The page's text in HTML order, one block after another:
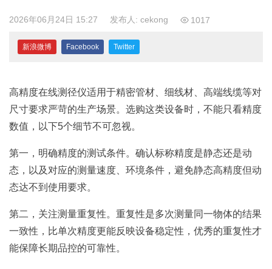
2026年06月24日 15:27 发布人: cekong 1017
新浪微博 Facebook Twitter
高精度在线测径仪适用于精密管材、细线材、高端线缆等对
尺寸要求严苛的生产场景。选购这类设备时，不能只看精度
数值，以下5个细节不可忽视。
第一，明确精度的测试条件。确认标称精度是静态还是动
态，以及对应的测量速度、环境条件，避免静态高精度但动
态达不到使用要求。
第二，关注测量重复性。重复性是多次测量同一物体的结果
一致性，比单次精度更能反映设备稳定性，优秀的重复性才
能保障长期品控的可靠性。